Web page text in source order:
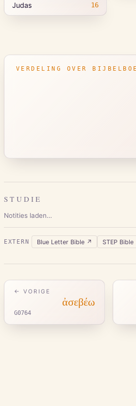
Judas 16
VERDELING OVER
STUDIE
Notities laden…
EXTERN Blue Letter Bible↗ STEP Bible
← VORIGE
ἀσεβέω
G0764